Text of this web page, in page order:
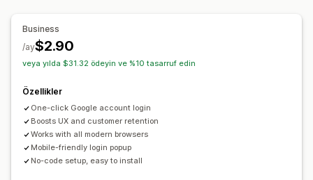
Business
$2.90
/ay
veya yılda $31.32 ödeyin ve %10 tasarruf edin
Özellikler
One-click Google account login
Boosts UX and customer retention
Works with all modern browsers
Mobile-friendly login popup
No-code setup, easy to install